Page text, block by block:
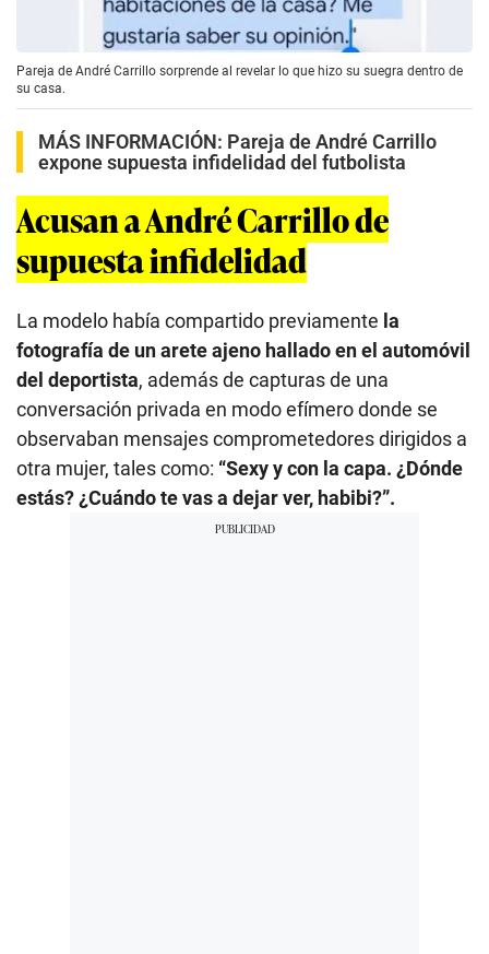
Pareja de André Carrillo sorprende al revelar lo que hizo su suegra dentro de
su casa.
MÁS INFORMACIÓN: Pareja de André Carrillo
expone supuesta infidelidad del futbolista
Acusan a André Carrillo de
supuesta infidelidad
La modelo había compartido previamente la
fotografía de un arete ajeno hallado en el automóvil
del deportista, además de capturas de una
conversación privada en modo efímero donde se
observaban mensajes comprometedores dirigidos a
otra mujer, tales como: “Sexy y con la capa. ¿Dónde
estás? ¿Cuándo te vas a dejar ver, habibi?”.